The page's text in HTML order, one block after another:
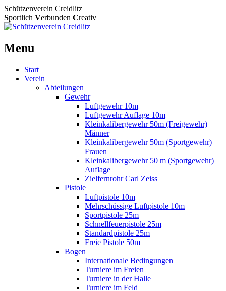
Schützenverein Creidlitz
Sportlich Verbunden Creativ
Menu
Skip
Start
Verein
Abteilungen
Gewehr
Luftgewehr 10m
Luftgewehr Auflage 10m
Kleinkalibergewehr 50m (Freigewehr)
Männer
Kleinkalibergewehr 50m (Sportgewehr)
Frauen
Kleinkalibergewehr 50 m (Sportgewehr)
Auflage
Zielfernrohr Carl Zeiss
Pistole
Luftpistole 10m
Mehrschüssige Luftpistole 10m
Sportpistole 25m
Schnellfeuerpistole 25m
Standardpistole 25m
Freie Pistole 50m
Bogen
Internationale Bedingungen
Turniere im Freien
Turniere in der Halle
Turniere im Feld